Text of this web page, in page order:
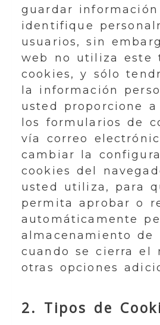
guardar información
identifique
usuarios, sin
web no utiliza este
cookies, y sólo
la información
usted proporcione
los formularios de
vía correo
cambiar la
cookies del
usted utiliza, para
permita aprobar o
automáticamente
almacenamiento de
cuando se cierra el
otras opciones
2. Tipos de